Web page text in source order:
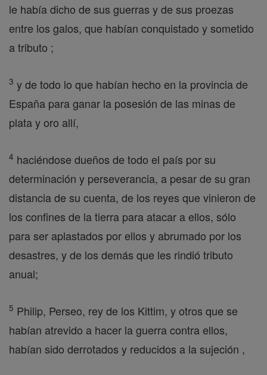
le había dicho de sus guerras y de sus proezas
entre los galos, que habían conquistado y sometido
a tributo ;
3 y de todo lo que habían hecho en la provincia de
España para ganar la posesión de las minas de
plata y oro allí,
4 haciéndose dueños de todo el país por su
determinación y perseverancia, a pesar de su gran
distancia de su cuenta, de los reyes que vinieron de
los confines de la tierra para atacar a ellos, sólo
para ser aplastados por ellos y abrumado por los
desastres, y de los demás que les rindió tributo
anual;
5 Philip, Perseo, rey de los Kittim, y otros que se
habían atrevido a hacer la guerra contra ellos,
habían sido derrotados y reducidos a la sujeción ,